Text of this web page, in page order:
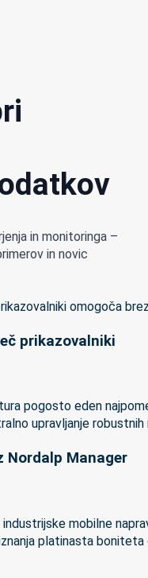
in monitoringa –
in novic
prikazovalniki
pogosto eden
Nordalp Manager
mobilne